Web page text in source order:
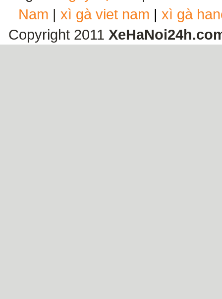
Nam | xì gà viet nam |xì gà
Copyright 2011